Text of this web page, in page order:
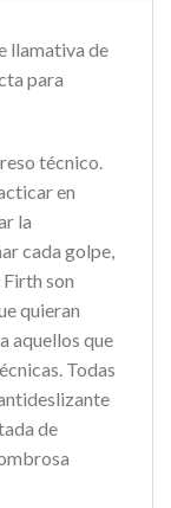
llamativa de
para
técnico.
en
la
cada golpe,
son
quieran
aquellos que
Todas
de